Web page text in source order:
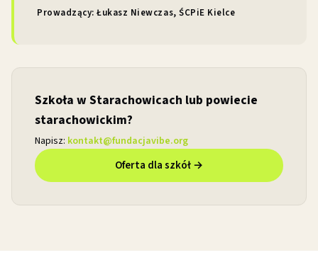
Prowadzący: Łukasz Niewczas, ŚCPiE Kielce
Szkoła w Starachowicach lub powiecie
starachowickim?
Napisz: kontakt@fundacjavibe.org
Oferta dla szkół →